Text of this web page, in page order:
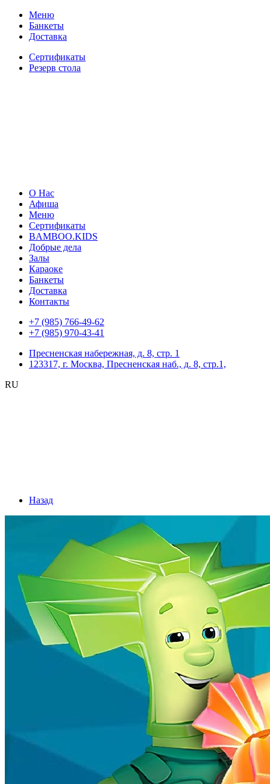
Меню
Банкеты
Доставка
Сертификаты
Резерв стола
О Нас
Афиша
Меню
Сертификаты
BAMBOO.KIDS
Добрые дела
Залы
Караоке
Банкеты
Доставка
Контакты
+7 (985) 766-49-62
+7 (985) 970-43-41
Пресненская набережная, д. 8, стр. 1
123317, г. Москва, Пресненская наб., д. 8, стр.1,
RU
Назад